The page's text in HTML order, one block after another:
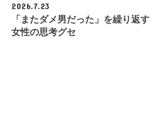
2026.7.23
「またダメ男だった」を繰り返す
女性の思考グセ